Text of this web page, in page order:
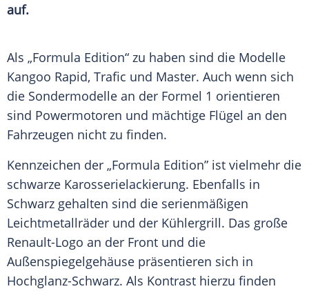
auf.
Als „Formula Edition“ zu haben sind die Modelle
Kangoo Rapid, Trafic und Master. Auch wenn sich
die Sondermodelle an der Formel 1 orientieren
sind Powermotoren und mächtige Flügel an den
Fahrzeugen nicht zu finden.
Kennzeichen der „Formula Edition” ist vielmehr die
schwarze Karosserielackierung. Ebenfalls in
Schwarz gehalten sind die serienmäßigen
Leichtmetallräder und der Kühlergrill. Das große
Renault-Logo an der Front und die
Außenspiegelgehäuse präsentieren sich in
Hochglanz-Schwarz. Als Kontrast hierzu finden